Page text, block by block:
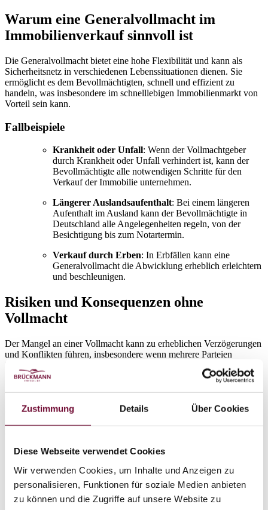
Zustimmung Details Über Cookies
Diese Webseite verwendet Cookies
Wir verwenden Cookies, um Inhalte und Anzeigen zu
personalisieren, Funktionen für soziale Medien anbieten
zu können und die Zugriffe auf unsere Website zu
Warum eine Generalvollmacht im
Immobilienverkauf sinnvoll ist
Die Generalvollmacht bietet eine hohe Flexibilität und kann als
Sicherheitsnetz in verschiedenen Lebenssituationen dienen. Sie
ermöglicht es dem Bevollmächtigten, schnell und effizient zu
handeln, was insbesondere im schnelllebigen Immobilienmarkt von
Vorteil sein kann.
Fallbeispiele
Krankheit oder Unfall: Wenn der Vollmachtgeber
durch Krankheit oder Unfall verhindert ist, kann der
Bevollmächtigte alle notwendigen Schritte für den
Verkauf der Immobilie unternehmen.
Längerer Auslandsaufenthalt: Bei einem längeren
Aufenthalt im Ausland kann der Bevollmächtigte in
Deutschland alle Angelegenheiten regeln, von der
Besichtigung bis zum Notartermin.
Verkauf durch Erben: In Erbfällen kann eine
Generalvollmacht die Abwicklung erheblich erleichtern
und beschleunigen.
Risiken und Konsequenzen ohne
Vollmacht
Der Mangel an einer Vollmacht kann zu erheblichen Verzögerungen
und Konflikten führen, insbesondere wenn mehrere Parteien
beteiligt sind, wie es bei Erbschaften oft der Fall ist.
Ohne eine klare Vollmacht kann es zu erbitterten
Auseinandersetzungen zwischen den Erben kommen. Dies kann
Unklare Verkaufsabsichten
Wenn der Eigentümer nicht in der Lage ist, seine Absichten klar zu
kommunizieren, etwa aufgrund von Krankheit, kann dies zu